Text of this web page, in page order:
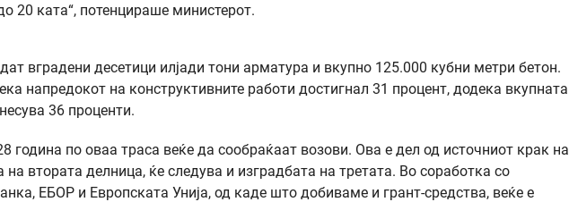
20 ката“, потенцираше министерот.
вградени десетици илјади тони арматура и вкупно 125.000 кубни метри бетон.
напредокот на конструктивните работи достигнал 31 процент, додека вкупната
36 проценти.
година по оваа траса веќе да сообраќаат возови. Ова е дел од источниот крак на
втората делница, ќе следува и изградбата на третата. Во соработка со
ЕБОР и Европската Унија, од каде што добиваме и грант-средства, веќе е